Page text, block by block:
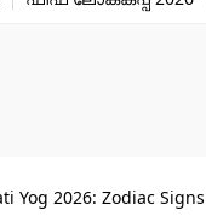
Yog 2026: Zodiac